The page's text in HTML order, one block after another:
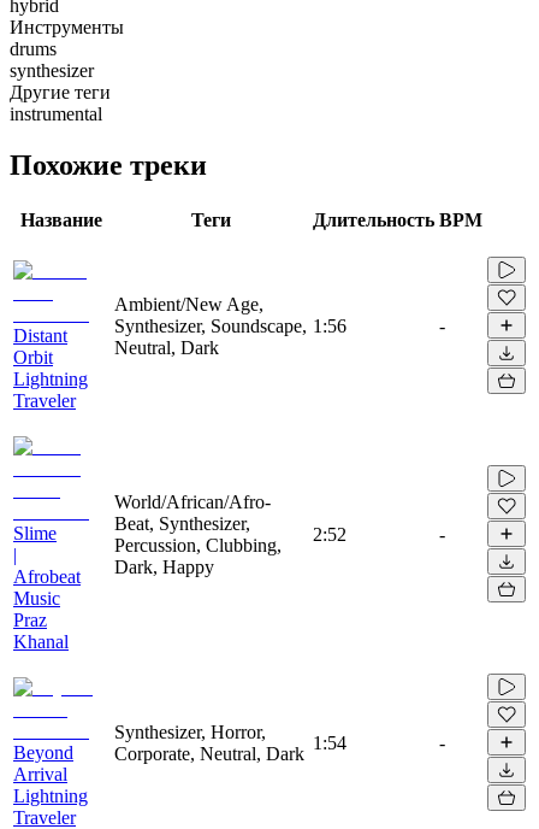
hybrid
Инструменты
drums
synthesizer
Другие теги
instrumental
Похожие треки
Название Теги Длительность BPM
Distant
Orbit
Lightning
Traveler
Ambient/New Age,
Synthesizer, Soundscape,
Neutral, Dark
1:56 -
Slime
|
Afrobeat
Music
Praz
Khanal
World/African/Afro-
Beat, Synthesizer,
Percussion, Clubbing,
Dark, Happy
2:52 -
Beyond
Arrival
Lightning
Traveler
Synthesizer, Horror,
Corporate, Neutral, Dark
1:54 -